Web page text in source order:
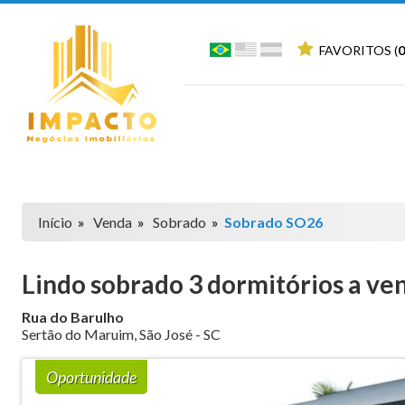
FAVORITOS (0
Início » Venda » Sobrado » Sobrado SO26
Lindo sobrado 3 dormitórios a
Rua do Barulho
Sertão do Maruim,São José - SC
Oportunidade